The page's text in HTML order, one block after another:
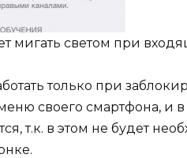
мигать светом при
только при
своего смартфона, и в
т.к. в этом не будет